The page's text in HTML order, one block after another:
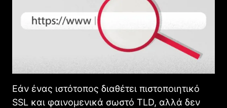
Εάν ένας ιστότοπος διαθέτει πιστοποιητικό
SSL και φαινομενικά σωστό TLD, αλλά δεν